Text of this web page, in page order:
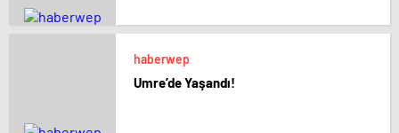
haberwep
Umre’de Yaşandı!